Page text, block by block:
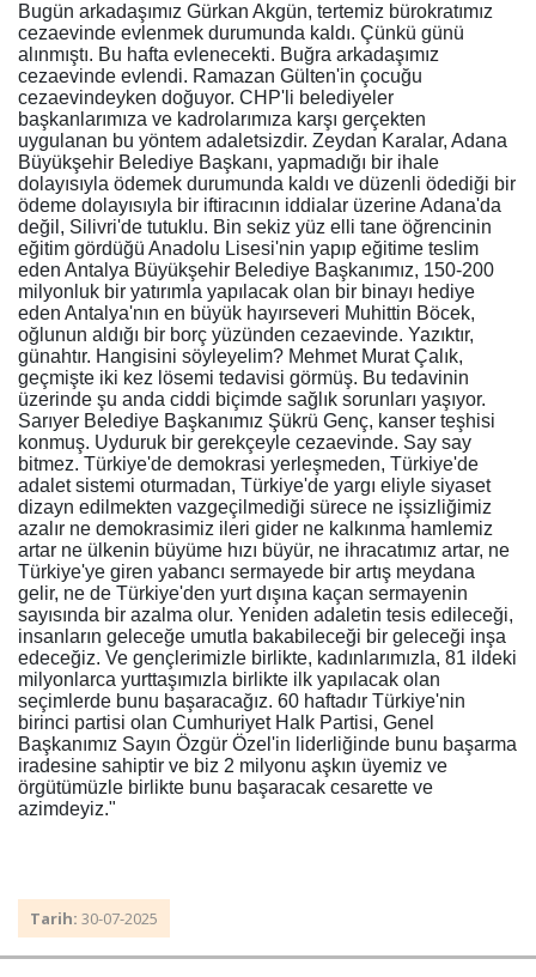
Bugün arkadaşımız Gürkan Akgün, tertemiz bürokratımız
cezaevinde evlenmek durumunda kaldı. Çünkü günü
alınmıştı. Bu hafta evlenecekti. Buğra arkadaşımız
cezaevinde evlendi. Ramazan Gülten'in çocuğu
cezaevindeyken doğuyor. CHP'li belediyeler
başkanlarımıza ve kadrolarımıza karşı gerçekten
uygulanan bu yöntem adaletsizdir. Zeydan Karalar, Adana
Büyükşehir Belediye Başkanı, yapmadığı bir ihale
dolayısıyla ödemek durumunda kaldı ve düzenli ödediği bir
ödeme dolayısıyla bir iftiracının iddialar üzerine Adana'da
değil, Silivri'de tutuklu. Bin sekiz yüz elli tane öğrencinin
eğitim gördüğü Anadolu Lisesi'nin yapıp eğitime teslim
eden Antalya Büyükşehir Belediye Başkanımız, 150-200
milyonluk bir yatırımla yapılacak olan bir binayı hediye
eden Antalya'nın en büyük hayırseveri Muhittin Böcek,
oğlunun aldığı bir borç yüzünden cezaevinde. Yazıktır,
günahtır. Hangisini söyleyelim? Mehmet Murat Çalık,
geçmişte iki kez lösemi tedavisi görmüş. Bu tedavinin
üzerinde şu anda ciddi biçimde sağlık sorunları yaşıyor.
Sarıyer Belediye Başkanımız Şükrü Genç, kanser teşhisi
konmuş. Uyduruk bir gerekçeyle cezaevinde. Say say
bitmez. Türkiye'de demokrasi yerleşmeden, Türkiye'de
adalet sistemi oturmadan, Türkiye'de yargı eliyle siyaset
dizayn edilmekten vazgeçilmediği sürece ne işsizliğimiz
azalır ne demokrasimiz ileri gider ne kalkınma hamlemiz
artar ne ülkenin büyüme hızı büyür, ne ihracatımız artar, ne
Türkiye'ye giren yabancı sermayede bir artış meydana
gelir, ne de Türkiye'den yurt dışına kaçan sermayenin
sayısında bir azalma olur. Yeniden adaletin tesis edileceği,
insanların geleceğe umutla bakabileceği bir geleceği inşa
edeceğiz. Ve gençlerimizle birlikte, kadınlarımızla, 81 ildeki
milyonlarca yurttaşımızla birlikte ilk yapılacak olan
seçimlerde bunu başaracağız. 60 haftadır Türkiye'nin
birinci partisi olan Cumhuriyet Halk Partisi, Genel
Başkanımız Sayın Özgür Özel'in liderliğinde bunu başarma
iradesine sahiptir ve biz 2 milyonu aşkın üyemiz ve
örgütümüzle birlikte bunu başaracak cesarette ve
azimdeyiz."
Tarih: 30-07-2025